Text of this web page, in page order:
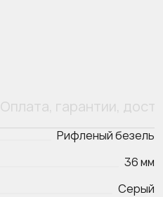
Оплата, гарантии,
Рифленый безель
36 мм
Серый